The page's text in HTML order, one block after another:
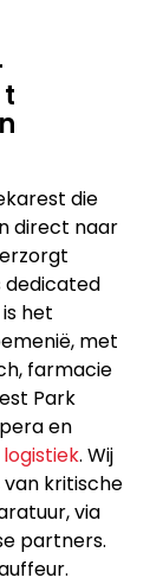
die
direct naar
dedicated
het
met
farmacie
Park
en
logistiek. Wij
van kritische
via
partners.